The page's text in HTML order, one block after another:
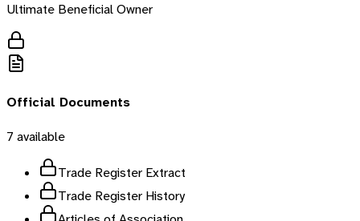
Ultimate Beneficial Owner
Official Documents
7 available
Trade Register Extract
Trade Register History